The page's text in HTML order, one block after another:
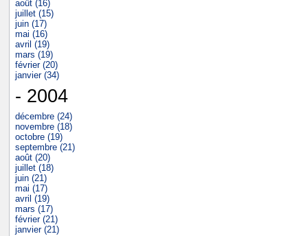
août (16)
juillet (15)
juin (17)
mai (16)
avril (19)
mars (19)
février (20)
janvier (34)
- 2004
décembre (24)
novembre (18)
octobre (19)
septembre (21)
août (20)
juillet (18)
juin (21)
mai (17)
avril (19)
mars (17)
février (21)
janvier (21)